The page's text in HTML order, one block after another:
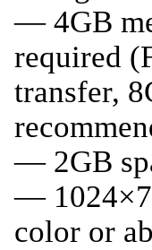
— 4GB
required
transfer,
— 2GB
—
color or